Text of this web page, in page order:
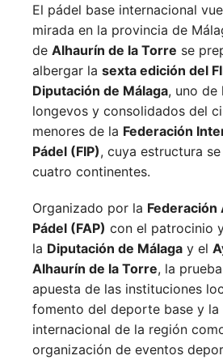
El pádel base internacional
mirada en la provincia de
de Alhaurín de la Torre se
albergar la sexta edición del
Diputación de Málaga, uno de
longevos y consolidados del
menores de la Federación
Pádel (FIP), cuya estructura
cuatro continentes.
Organizado por la Federación
Pádel (FAP) con el patrocinio
la Diputación de Málaga y el
Alhaurín de la Torre, la
apuesta de las instituciones
fomento del deporte base y
internacional de la región
organización de eventos